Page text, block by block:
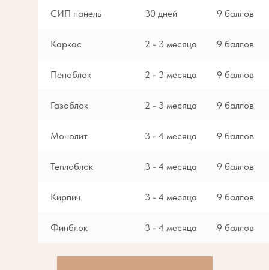
Каркас
Пеноблок
Газоблок
Монолит
Теплоблок
Кирпич
Финблок
2 - 3 месяца
2 - 3 месяца
2 - 3 месяца
3 - 4 месяца
3 - 4 месяца
3 - 4 месяца
3 - 4 месяца
9 баллов
9 баллов
9 баллов
9 баллов
9 баллов
9 баллов
9 баллов
СИП панель 30 дней 9 баллов